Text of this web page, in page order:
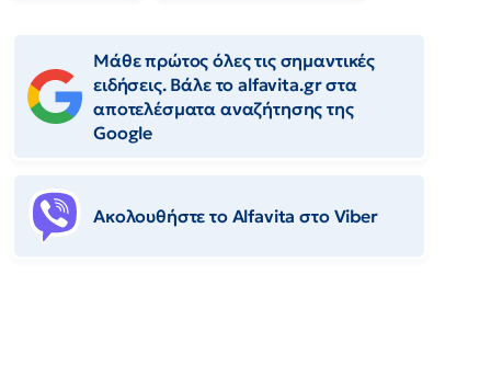
Μάθε πρώτος όλες τις σημαντικές
ειδήσεις. Βάλε το alfavita.gr στα
αποτελέσματα αναζήτησης της
Google
Ακολουθήστε το Αlfavita στο Viber